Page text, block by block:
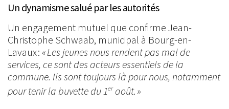
Un dynamisme salué par les autorités
Un engagement mutuel que confirme Jean-
Christophe Schwaab, municipal à Bourg-en-
Lavaux : « Les jeunes nous rendent pas mal de
services, ce sont des acteurs essentiels de la
commune. Ils sont toujours là pour nous, notamment
pour tenir la buvette du 1eraoût. »